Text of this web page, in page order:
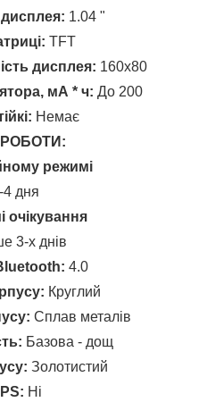
1.04 "
TFT
дисплея: 160x80
мА * ч: До 200
Немає
режимі
4 дня
очікування
3-х днів
4.0
Круглий
Сплав металів
Базова - дощ
Золотистий
Ні